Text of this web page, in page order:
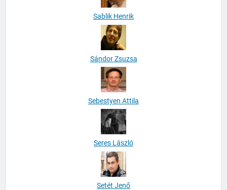
Sablik Henrik
Sándor Zsuzsa
Sebestyen Attila
Seres László
Setét Jenő